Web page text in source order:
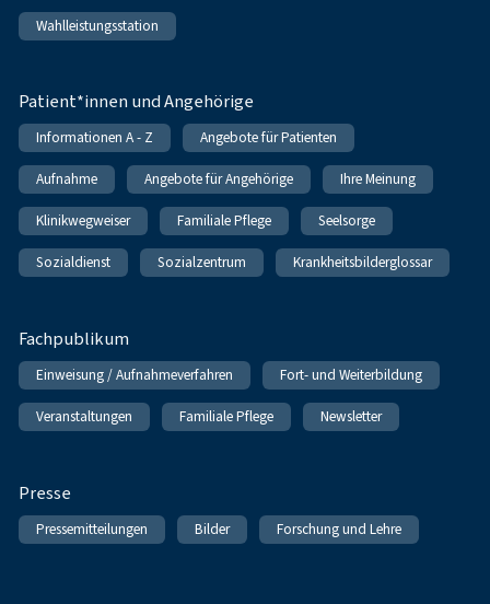
Wahlleistungsstation
Patient*innen und Angehörige
Informationen A - Z Angebote für Patienten
Aufnahme Angebote für Angehörige Ihre Meinung
Klinikwegweiser Familiale Pflege Seelsorge
Sozialdienst Sozialzentrum Krankheitsbilderglossar
Fachpublikum
Einweisung / Aufnahmeverfahren Fort- und Weiterbildung
Veranstaltungen Familiale Pflege Newsletter
Presse
Pressemitteilungen Bilder Forschung und Lehre